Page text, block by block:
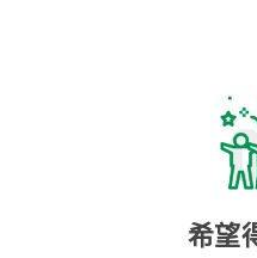
希望